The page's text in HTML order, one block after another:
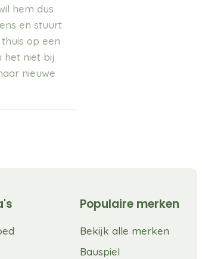
hem dus
en stuurt
op een
het niet bij
nieuwe
Populaire merken
Bekijk alle merken
Bauspiel